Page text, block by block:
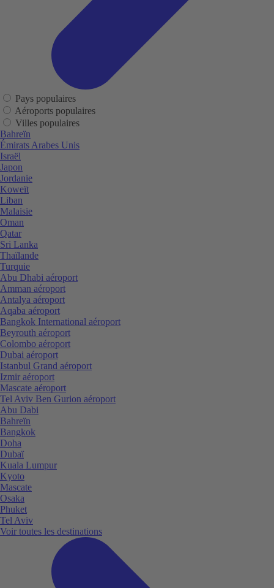
Pays populaires
Aéroports populaires
Villes populaires
Bahreïn
Émirats Arabes Unis
Israël
Japon
Jordanie
Koweït
Liban
Malaisie
Oman
Qatar
Sri Lanka
Thaïlande
Turquie
Abu Dhabi aéroport
Amman aéroport
Antalya aéroport
Aqaba aéroport
Bangkok International aéroport
Beyrouth aéroport
Colombo aéroport
Dubai aéroport
Istanbul Grand aéroport
Izmir aéroport
Mascate aéroport
Tel Aviv Ben Gurion aéroport
Abu Dabi
Bahreïn
Bangkok
Doha
Dubaï
Kuala Lumpur
Kyoto
Mascate
Osaka
Phuket
Tel Aviv
Voir toutes les destinations